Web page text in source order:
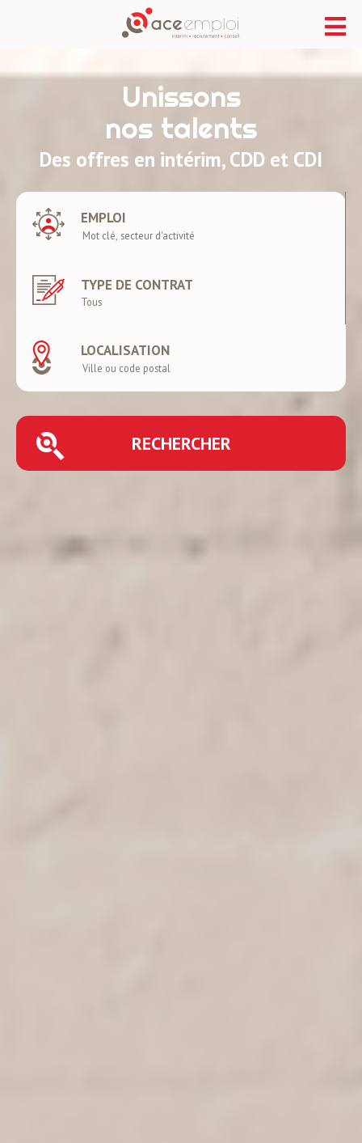
Unissons
nos talents
Des offres en intérim, CDD et CDI
EMPLOI
TYPE DE CONTRAT
LOCALISATION
RECHERCHER